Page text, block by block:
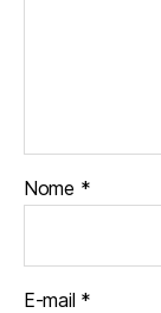
Nome *
E-mail *